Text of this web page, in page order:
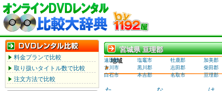
料金プランで比較
取り扱いタイトル数で比較
注文方法で比較
宮城県 亘理郡
宮城県 亘理郡
地域
遠田郡 塩竈市 牡鹿郡
加美郡
古川市
黒川郡 志田郡
柴田郡
白石市
本吉郡 名取市 亘理郡